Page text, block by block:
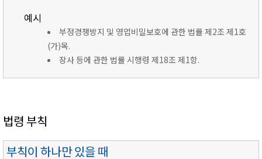
예시
부정경쟁방지 및 영업비밀보호에 관한 법률 제2조 제1호
(가)목.
장사 등에 관한 법률 시행령 제18조 제1항.
법령 부칙
부칙이 하나만 있을 때